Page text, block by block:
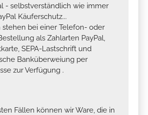
- selbstverständlich wie immer
Käuferschutz...
stehen bei einer Telefon- oder
als Zahlarten PayPal,
SEPA-Lastschrift und
Banküberweiung per
zur Verfügung .
Fällen können wir Ware, die in